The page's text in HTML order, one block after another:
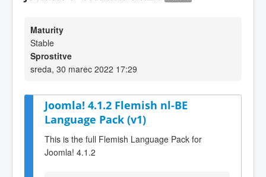
Maturity
Stable
Sprostitve
sreda, 30 marec 2022 17:29
Joomla! 4.1.2 Flemish nl-BE
Language Pack (v1)
This is the full Flemish Language Pack for
Joomla! 4.1.2